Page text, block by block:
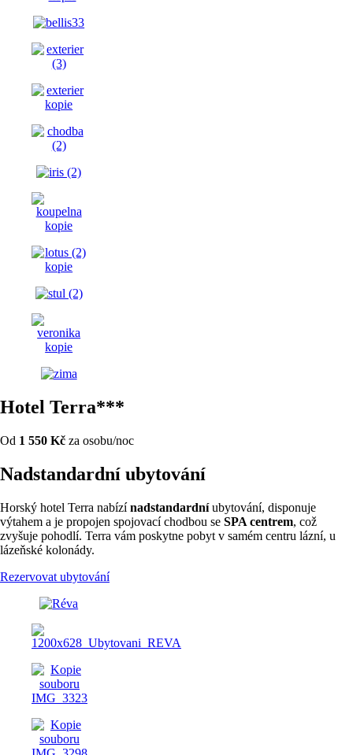
Hotel Terra***
Od 1 550 Kč za osobu/noc
Nadstandardní ubytování
Horský hotel Terra nabízínadstandardníubytování, disponuje
výtahem a je propojen spojovací chodbou se SPA centrem, což
zvyšuje pohodlí. Terra vám poskytne pobyt v samém centru lázní, u
lázeňské kolonády.
Rezervovat ubytování